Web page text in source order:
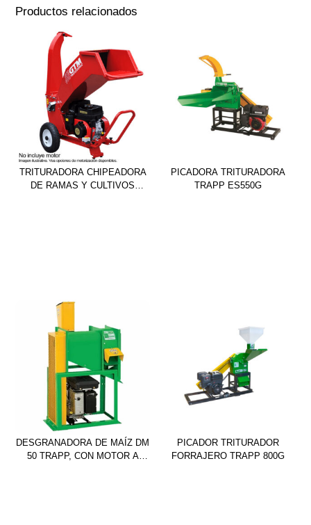
Productos relacionados
TRITURADORA CHIPEADORA
DE RAMAS Y CULTIVOS
PICADORA TRITURADORA
TRAPP ES550G
DESGRANADORA DE MAÍZ DM
50 TRAPP, CON MOTOR A
PICADOR TRITURADOR
FORRAJERO TRAPP 800G